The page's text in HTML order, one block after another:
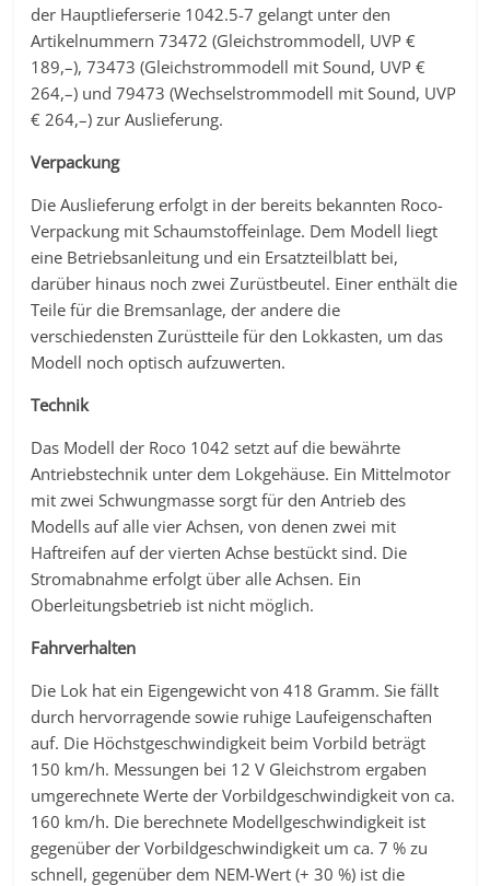
der Hauptlieferserie 1042.5-7 gelangt unter den
Artikelnummern 73472 (Gleichstrommodell, UVP €
189,–), 73473 (Gleichstrommodell mit Sound, UVP €
264,–) und 79473 (Wechselstrommodell mit Sound, UVP
€ 264,–) zur Auslieferung.
Verpackung
Die Auslieferung erfolgt in der bereits bekannten Roco-
Verpackung mit Schaumstoffeinlage. Dem Modell liegt
eine Betriebsanleitung und ein Ersatzteilblatt bei,
darüber hinaus noch zwei Zurüstbeutel. Einer enthält die
Teile für die Bremsanlage, der andere die
verschiedensten Zurüstteile für den Lokkasten, um das
Modell noch optisch aufzuwerten.
Technik
Das Modell der Roco 1042 setzt auf die bewährte
Antriebstechnik unter dem Lokgehäuse. Ein Mittelmotor
mit zwei Schwungmasse sorgt für den Antrieb des
Modells auf alle vier Achsen, von denen zwei mit
Haftreifen auf der vierten Achse bestückt sind. Die
Stromabnahme erfolgt über alle Achsen. Ein
Oberleitungsbetrieb ist nicht möglich.
Fahrverhalten
Die Lok hat ein Eigengewicht von 418 Gramm. Sie fällt
durch hervorragende sowie ruhige Laufeigenschaften
auf. Die Höchstgeschwindigkeit beim Vorbild beträgt
150 km/h. Messungen bei 12 V Gleichstrom ergaben
umgerechnete Werte der Vorbildgeschwindigkeit von ca.
160 km/h. Die berechnete Modellgeschwindigkeit ist
gegenüber der Vorbildgeschwindigkeit um ca. 7 % zu
schnell, gegenüber dem NEM-Wert (+ 30 %) ist die